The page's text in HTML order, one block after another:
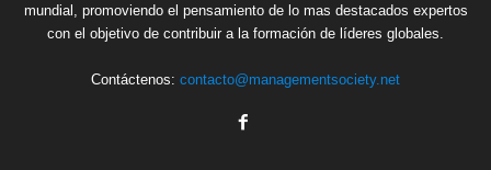
mundial, promoviendo el pensamiento de lo mas destacados expertos
con el objetivo de contribuir a la formación de líderes globales.
Contáctenos: contacto@managementsociety.net